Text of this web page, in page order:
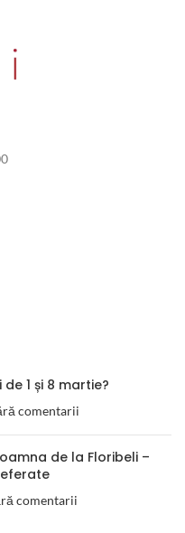
1 și 8 martie?
comentarii
de la Floribeli –
comentarii